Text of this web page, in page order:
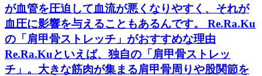
が血管を圧迫して血流が悪くなりやすく、それが
血圧に影響を与えることもあるんです。 Re.Ra.Ku
の「肩甲骨ストレッチ」がおすすめな理由
Re.Ra.Kuといえば、独自の「肩甲骨ストレッ
チ」。大きな筋肉が集まる肩甲骨周りや股関節を